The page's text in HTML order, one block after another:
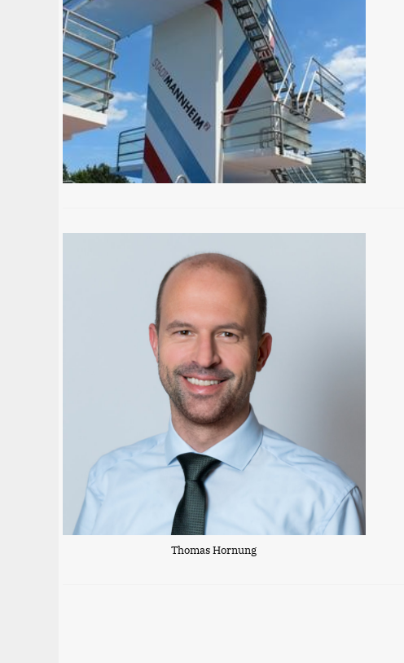
Thomas Hornung